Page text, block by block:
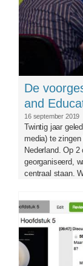
De
and
16 september 2019
Twintig jaar
media) te
Nederland. Op
georganiseerd,
centraal staan.
review.png